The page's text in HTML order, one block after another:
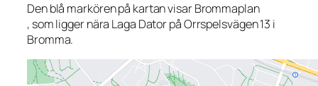
Den blå markören på kartan visar Brommaplan
, som ligger nära Laga Dator på Orrspelsvägen 13 i
Bromma.